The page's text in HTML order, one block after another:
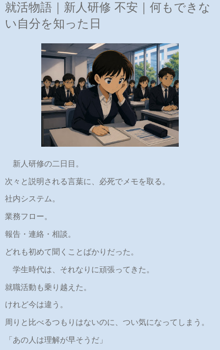
就活物語｜新人研修 不安｜何もできな
い自分を知った日
新人研修の二日目。
次々と説明される言葉に、必死でメモを取る。
社内システム。
業務フロー。
報告・連絡・相談。
どれも初めて聞くことばかりだった。
学生時代は、それなりに頑張ってきた。
就職活動も乗り越えた。
けれど今は違う。
周りと比べるつもりはないのに、つい気になってしまう。
「あの人は理解が早そうだ」